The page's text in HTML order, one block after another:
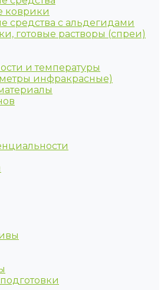
коврики
с альдегидами
готовые растворы (спреи)
и температуры
инфракрасные)